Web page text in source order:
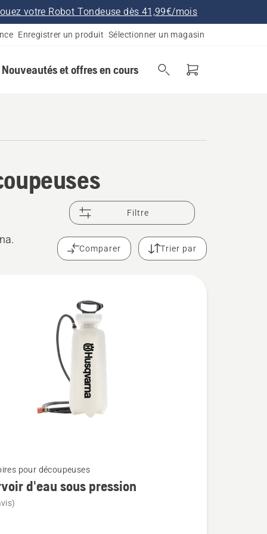
votre Robot Tondeuse dès 41,99€/mois
Enregistrer un produit Sélectionner un magasin
Nouveautés et offres en cours
Filtre
Comparer Trier par
pour découpeuses
d'eau sous pression